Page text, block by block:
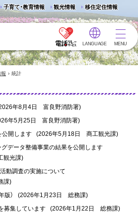
子育て・教育情報 観光情報
移住定住情報
LANGUAGE MENU
› 統計
年8月4日 富良野消防署)
年5月25日 富良野消防署)
公開します
(2026年5月18日 商工観光課)
データ整備事業の結果を公開します
観光課)
動調査の実施について
課)
版）
(2026年1月23日 総務課)
募集しています
(2026年1月22日 総務課)